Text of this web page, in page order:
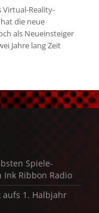
Virtual-Reality-
die neue
als Neueinsteiger
Jahre lang Zeit
Spiele-
Ink Ribbon Radio
aufs 1. Halbjahr